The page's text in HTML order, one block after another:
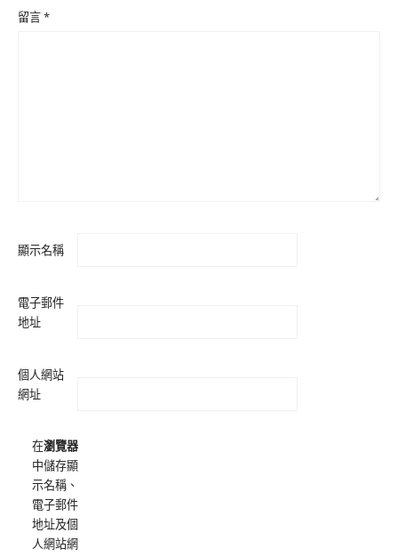
留言*
顯示名稱
電子郵件
地址
個人網站
網址
在瀏覽器
中儲存顯
示名稱、
電子郵件
地址及個
人網站網